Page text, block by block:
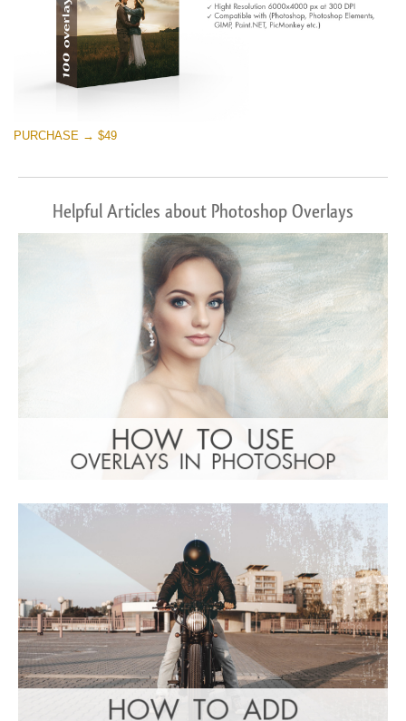
PURCHASE → $49
Helpful Articles about Photoshop Overlays